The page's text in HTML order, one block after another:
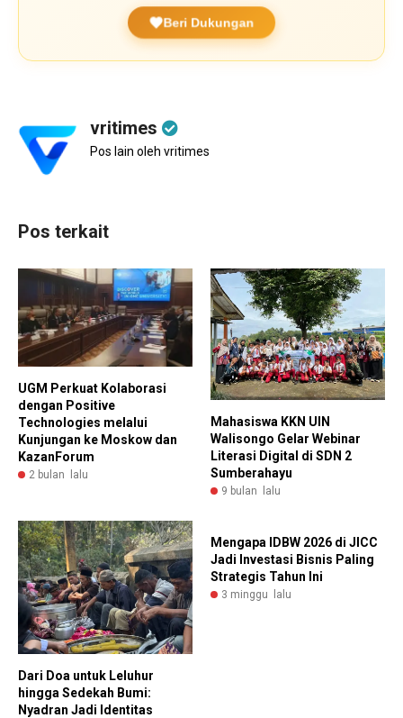
Beri Dukungan
vritimes
Pos lain oleh vritimes
Pos terkait
UGM Perkuat Kolaborasi
dengan Positive
Technologies melalui
Kunjungan ke Moskow dan
KazanForum
2 bulan lalu
Mahasiswa KKN UIN
Walisongo Gelar Webinar
Literasi Digital di SDN 2
Sumberahayu
9 bulan lalu
Dari Doa untuk Leluhur
hingga Sedekah Bumi:
Nyadran Jadi Identitas
Mengapa IDBW 2026 di JICC
Jadi Investasi Bisnis Paling
Strategis Tahun Ini
3 minggu lalu